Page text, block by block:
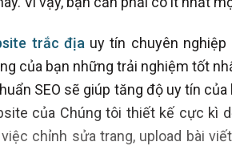
trắc địa uy tín chuyên nghiệp
của bạn những trải nghiệm tốt
SEO sẽ giúp tăng độ uy tín
của Chúng tôi thiết kế cực kì
chỉnh sửa trang, upload bài